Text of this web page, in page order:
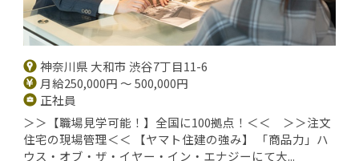
神奈川県 大和市 渋谷7丁目11-6
月給250,000円 ～ 500,000円
正社員
＞＞【職場見学可能！】全国に100拠点！＜＜ ＞＞注文
住宅の現場管理＜＜ 【ヤマト住建の強み】 「商品力」ハ
ウス・オブ・ザ・イヤー・イン・エナジーにて大...